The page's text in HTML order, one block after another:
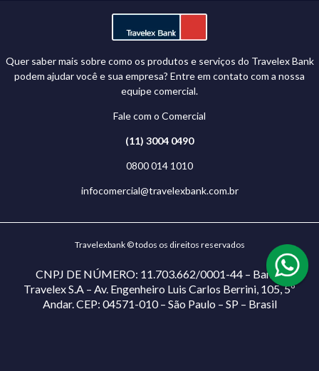
Quer saber mais sobre como os produtos e serviços do Travelex Bank
podem ajudar você e sua empresa? Entre em contato com a nossa
equipe comercial.
Fale com o Comercial
(11) 3004 0490
0800 014 1010
infocomercial@travelexbank.com.br
Travelexbank © todos os direitos reservados
CNPJ DE NÚMERO: 11.703.662/0001-44 – Banco
Travelex S.A – Av. Engenheiro Luis Carlos Berrini, 105, 5º
Andar. CEP: 04571-010 – São Paulo – SP – Brasil